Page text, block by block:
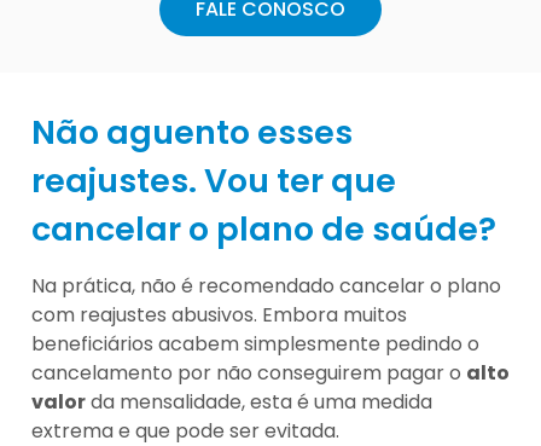
FALE CONOSCO
Não aguento esses
reajustes. Vou ter que
cancelar o plano de saúde?
Na prática, não é recomendado cancelar o plano
com reajustes abusivos. Embora muitos
beneficiários acabem simplesmente pedindo o
cancelamento por não conseguirem pagar o alto
valorda mensalidade, esta é uma medida
extrema e que pode ser evitada.